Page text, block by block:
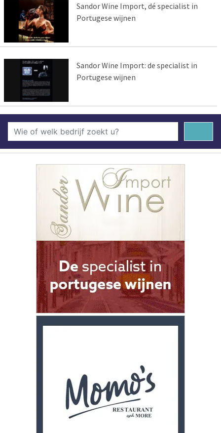
Sandor Wine Import, dé specialist in
Portugese wijnen
Sandor Wine Import: de specialist in
Portugese wijnen